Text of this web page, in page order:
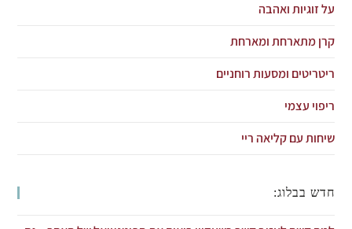
על זוגיות ואהבה
קרן מתארחת ומארחת
ריטריטים ומסעות רוחניים
ריפוי עצמי
שיחות עם קליאה ריי
חדש בבלוג: